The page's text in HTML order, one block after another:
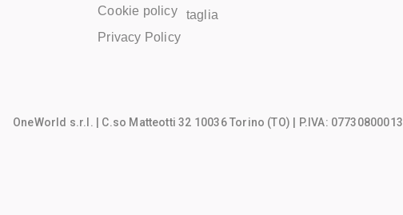
Cookie policy
Privacy Policy
taglia
OneWorld s.r.l.
| C.so Matteotti 32 10036 Torino (TO) | P.IVA: 07730800013